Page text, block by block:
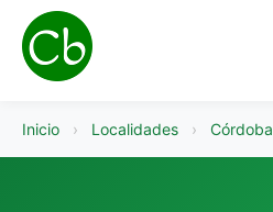
Inicio › Localidades › Córdoba